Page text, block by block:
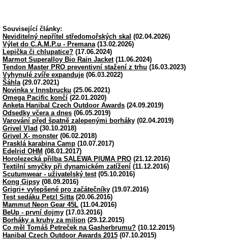
Související články:
Neviditelný nepřítel středomořských skal (02.04.2026)
Výlet do C.A.M.P.u - Premana(13.02.2026)
Lepička či chlupatice? (17.06.2024)
Marmot Superalloy Bio Rain Jacket(11.06.2024)
Tendon Master PRO preventivní stažení z trhu (16.03.2023)
Vyhynulé zvíře expanduje (06.03.2022)
Šáhla(29.07.2021)
Novinka v Innsbrucku (25.06.2021)
Omega Pacific končí (22.01.2020)
Anketa Hanibal Czech Outdoor Awards (24.09.2019)
Odsedky včera a dnes (06.05.2019)
Varování před špatně zalepenými borháky (02.04.2019)
Grivel Vlad (30.10.2018)
Grivel X- monster (06.02.2018)
Prasklá karabina Camp (10.07.2017)
Edelrid OHM (08.01.2017)
Horolezecká přilba SALEWA PIUMA PRO (21.12.2016)
Textilní smyčky při dynamickém zatížení (11.12.2016)
Scutumwear - uživatelský test(05.10.2016)
Kong Gipsy (08.09.2016)
Grigri+ vylepšené pro začátečníky (19.07.2016)
Test sedáku Petzl Sitta(20.06.2016)
Mammut Neon Gear 45L (11.04.2016)
BeUp - první dojmy (17.03.2016)
Borháky a kruhy za milion (29.12.2015)
Co měl Tomáš Petreček na Gasherbrumu? (10.12.2015)
Hanibal Czech Outdoor Awards 2015 (07.10.2015)